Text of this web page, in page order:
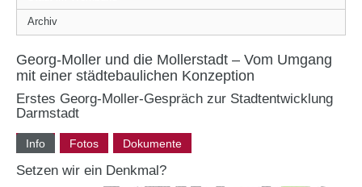
Archiv
Georg-Moller und die Mollerstadt – Vom Umgang
mit einer städtebaulichen Konzeption
Erstes Georg-Moller-Gespräch zur Stadtentwicklung
Darmstadt
Info Fotos Dokumente
Setzen wir ein Denkmal?